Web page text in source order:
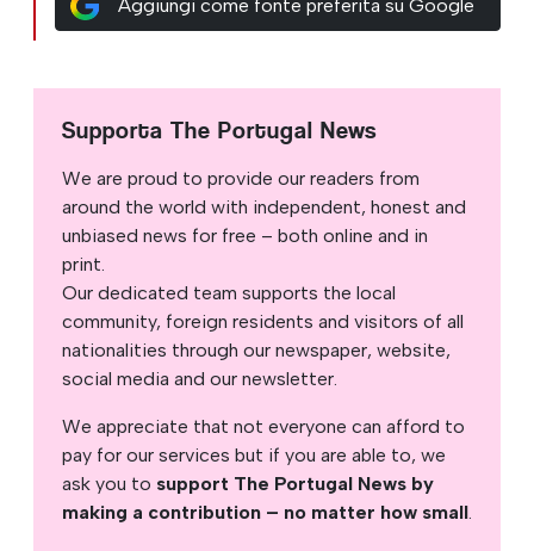
Aggiungi come fonte preferita su Google
Supporta The Portugal News
We are proud to provide our readers from
around the world with independent, honest and
unbiased news for free – both online and in
print.
Our dedicated team supports the local
community, foreign residents and visitors of all
nationalities through our newspaper, website,
social media and our newsletter.
We appreciate that not everyone can afford to
pay for our services but if you are able to, we
ask you to support The Portugal News by
making a contribution – no matter how small.